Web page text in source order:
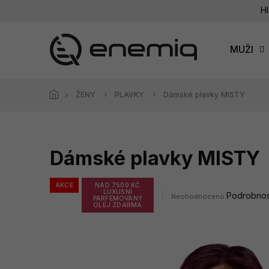
MUŽI
ŽENY PLAVKY Dámské plavky MISTY
Dámské plavky MISTY
AKCE
NAD 7500 KČ
LUXUSNÍ
PARFÉMOVANÝ
OLEJ ZDARMA
Průměrné
Neohodnoceno